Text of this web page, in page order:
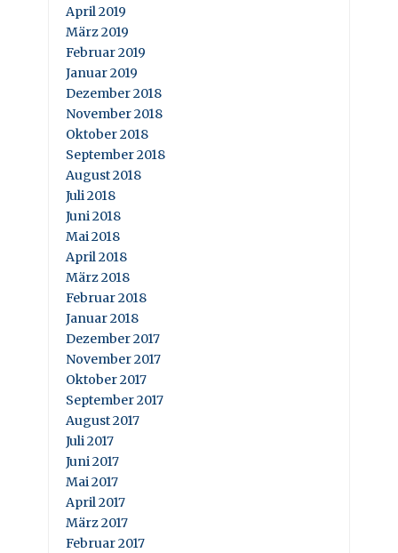
April 2019
März 2019
Februar 2019
Januar 2019
Dezember 2018
November 2018
Oktober 2018
September 2018
August 2018
Juli 2018
Juni 2018
Mai 2018
April 2018
März 2018
Februar 2018
Januar 2018
Dezember 2017
November 2017
Oktober 2017
September 2017
August 2017
Juli 2017
Juni 2017
Mai 2017
April 2017
März 2017
Februar 2017